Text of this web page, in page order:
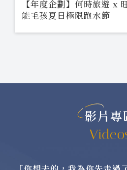
【團員許願】何時旅遊 x
｜不是做瑜珈，是一起「在